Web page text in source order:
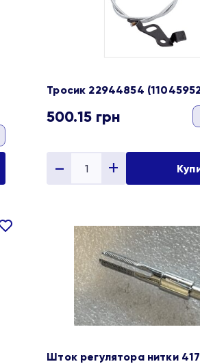
Тросик 22944854
500.15 грн
В
Шток регулятора нитки